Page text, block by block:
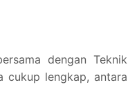
dengan Teknik
cukup lengkap, antara